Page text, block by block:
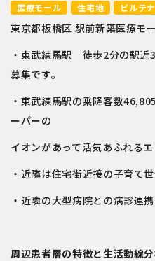
医療モール 住宅地 ビルテ
東京都板橋区 駅前新築医療モ
・東武練馬駅 徒歩2分の駅近
募集です。
・東武練馬駅の乗降客数
ーパーの
イオンがあって活気あふれるエ
・近隣は住宅街近接の子育て
・近隣の大型病院との病診連携
周辺患者層の特徴と生活動線